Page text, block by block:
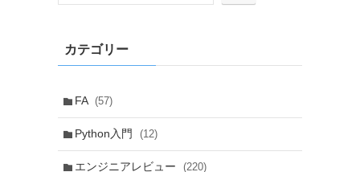
カテゴリー
FA (57)
Python入門 (12)
エンジニアレビュー (220)